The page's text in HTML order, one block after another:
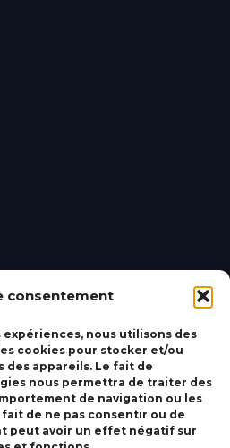
consentement
nous utilisons des
cookies pour stocker et/ou
des appareils. Le fait de
nous permettra de traiter des
de navigation ou les
de ne pas consentir ou de
peut avoir un effet négatif sur
Le
24 50